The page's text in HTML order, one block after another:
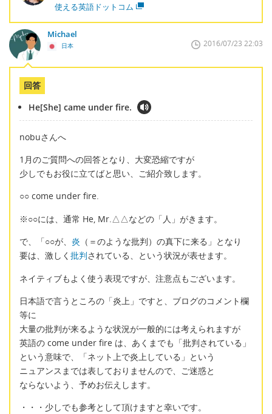
使える英語ドットコム
Michael
日本 2016/07/23 22:03
回答
He[She] came under fire.
nobuさんへ
1月のご質問への回答となり、大変恐縮ですが
少しでもお役に立てばと思い、ご紹介致します。
○○ come under fire.
※○○には、通常 He, Mr.△△などの「人」がきます。
で、「○○が、 炎 （＝のような批判）の真下に来る」となり
要は、激しく 批判されている、という状況が表せます。
ネイティブもよく使う表現ですが、注意点もございます。
日本語で言うところの「炎上」ですと、ブログのコメント欄
等に
大量の批判が来るような状況が一般的には考えられますが
英語の come under fire は、あくまでも「批判されている」
という意味で、「ネット上で炎上している」という
ニュアンスまでは表しておりませんので、ご迷惑と
ならないよう、予めお伝えします。
・・・少しでも参考として頂けますと幸いです。